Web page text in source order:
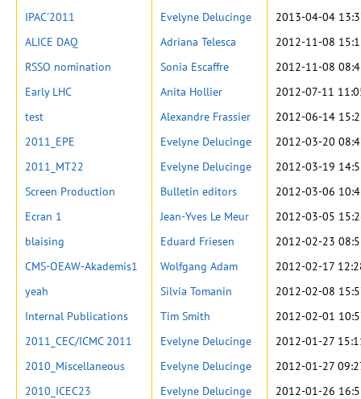
IPAC'2011
Evelyne Delucinge
2013-04-04
ALICE DAQ
Adriana Telesca
2012-11-08
RSSO nomination
Sonia Escaffre
2012-11-08
Early LHC
Anita Hollier
2012-07-11
test
Alexandre Frassier
2012-06-14
2011_EPE
Evelyne Delucinge
2012-03-20
2011_MT22
Evelyne Delucinge
2012-03-19
Screen Production
Bulletin editors
2012-03-06
Ecran 1
Jean-Yves Le Meur
2012-03-05
blaising
Eduard Friesen
2012-02-23
CMS-OEAW-Akademis1
Wolfgang Adam
2012-02-17
yeah
Silvia Tomanin
2012-02-08
Internal Publications
Tim Smith
2012-02-01
2011_CEC/ICMC 2011
Evelyne Delucinge
2012-01-27
2010_Miscellaneous
Evelyne Delucinge
2012-01-27
2010_ICEC23
Evelyne Delucinge
2012-01-26